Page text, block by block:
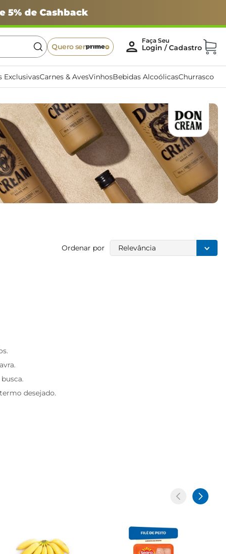
5% de Cashback
Quero ser
ExclusivasCarnes & AvesVinhosBebidas AlcoólicasChurrasco
Ordenar por Relevância
desejado.